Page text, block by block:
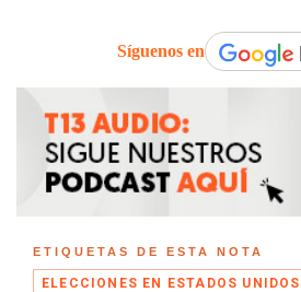
Síguenos en
ETIQUETAS DE ESTA NOTA
ELECCIONES EN ESTADOS UNIDOS